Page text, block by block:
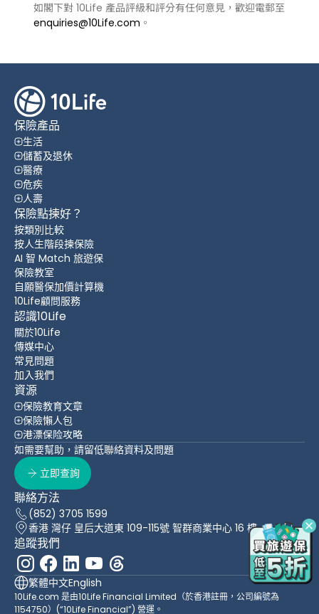
如閣下對 10Life 產品評級和評分有任何意見，歡迎電郵至
enquiries@10Life.com 。
保險產品
生活
儲蓄及退休
醫療
危疾
人壽
保險點揀好？
按類別比較
按人生階段揀保險
AI 智 Match 旅遊保
保險教室
自願醫保加價計算機
10Life顧問服務
認識10Life
關於10Life
傳媒中心
常見問題
加入我們
資源
保險教育文章
保險懶人包
港漂保险攻略
如需要幫助，請留低聯絡資料及問題
立即查詢
聯絡方法
(852) 3705 1599
香港 灣仔 皇后大道東 109-115號 智群商業中心 16 樓
追蹤我們
繁體中文English
10Life.com 是由10Life Financial Limited（於香港註冊，公司編號為
1154750）(“10Life Financial”) 營運。